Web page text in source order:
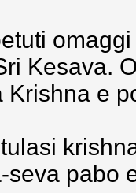
Kesava.
Krishna e
seva pabo